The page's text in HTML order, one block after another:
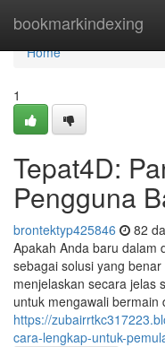
bookmarkindexing
Home
Home
1
Tepat4D:
Pengguna
brontektyp425846 82
Apakah Anda baru dalam
sebagai solusi yang
menjelaskan secara jelas
untuk mengawali bermain
https://
cara-lengkap-untuk-